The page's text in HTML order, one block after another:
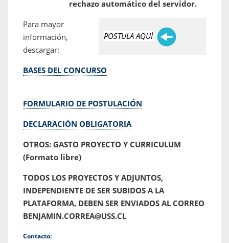
rechazo automático del servidor.
POSTULA AQUÍ
Para mayor
información,
descargar:
BASES DEL CONCURSO
FORMULARIO DE POSTULACIÓN
DECLARACIÓN OBLIGATORIA
OTROS: GASTO PROYECTO Y CURRICULUM
(Formato libre)
TODOS LOS PROYECTOS Y ADJUNTOS,
INDEPENDIENTE DE SER SUBIDOS A LA
PLATAFORMA, DEBEN SER ENVIADOS AL CORREO
BENJAMIN.CORREA@USS.CL
Contacto: